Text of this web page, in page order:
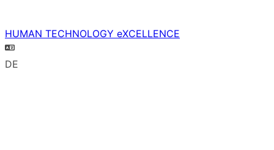
HUMAN TECHNOLOGY eXCELLENCE
DE